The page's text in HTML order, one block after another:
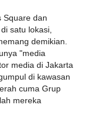
Square dan
satu lokasi,
demikian.
"media
media di Jakarta
di kawasan
cuma Grup
mereka